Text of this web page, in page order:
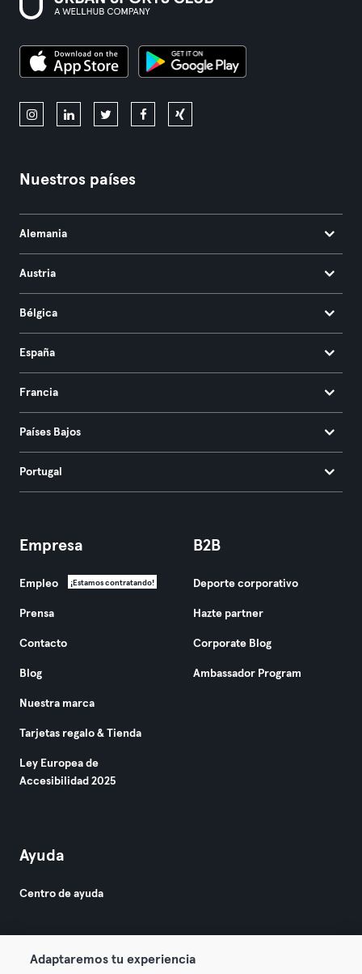
Nuestros países
Alemania
Austria
Bélgica
España
Francia
Países Bajos
Portugal
Empresa
Empleo ¡Estamos contratando!
Prensa
Contacto
Blog
Nuestra marca
Tarjetas regalo & Tienda
Ley Europea de
Accesibilidad 2025
B2B
Deporte corporativo
Hazte partner
Corporate Blog
Ambassador Program
Ayuda
Centro de ayuda
Adaptaremos tu experiencia